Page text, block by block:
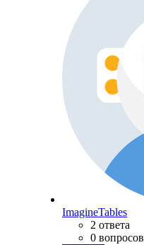
ImagineTables
2 ответа
0 вопросов